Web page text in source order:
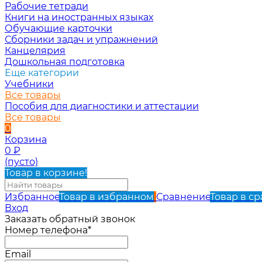
Рабочие тетради
Книги на иностранных языках
Обучающие карточки
Сборники задач и упражнений
Канцелярия
Дошкольная подготовка
Еще категории
Учебники
Все товары
Пособия для диагностики и аттестации
Все товары
0
Корзина
0 ₽
(пусто)
Товар в корзине!
ИзбранноеТовар в избранном СравнениеТовар в
Вход
Заказать обратный звонок
Номер телефона*
Email